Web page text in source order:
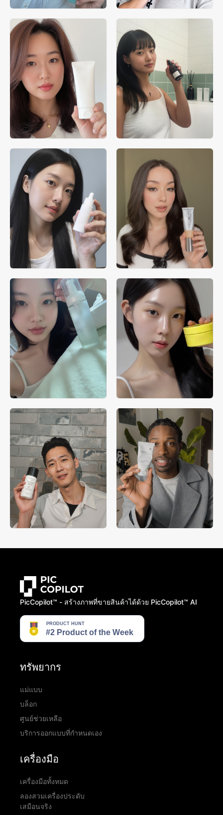
PicCopilot™️ - สร้างภาพที่ขายสินค้าได้ด้วย PicCopilot™️ AI
ทรัพยากร
แม่แบบ
บล็อก
ศูนย์ช่วยเหลือ
บริการออกแบบที่กำหนดเอง
เครื่องมือ
เครื่องมือทั้งหมด
ลองสวมเครื่องประดับ
เสมือนจริง